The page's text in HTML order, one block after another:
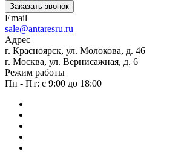
Заказать звонок
Email
sale@antaresru.ru
Адрес
г. Красноярск, ул. Молокова, д. 46
г. Москва, ул. Вернисажная, д. 6
Режим работы
Пн - Пт: с 9:00 до 18:00